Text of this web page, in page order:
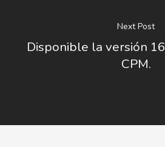
Next Post
Disponible la versión
CPM.